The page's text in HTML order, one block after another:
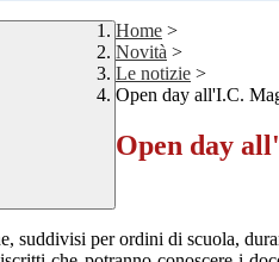
Home >
Novità >
Le notizie >
Open day all'I.C.
Open day
per ordini di scuola,